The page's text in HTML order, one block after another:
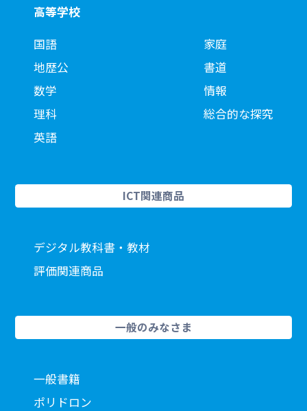
高等学校
国語
地歴公
数学
理科
英語
家庭
書道
情報
総合的な探究
ICT関連商品
デジタル教科書・教材
評価関連商品
一般のみなさま
一般書籍
ポリドロン